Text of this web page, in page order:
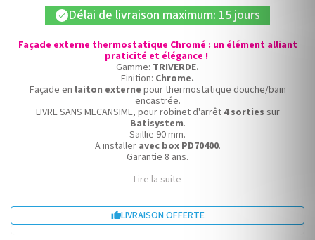
check Délai de livraison maximum: 15 jours
Façade externe thermostatique Chromé : un élément alliant
praticité et élégance !
Gamme: TRIVERDE.
Finition: Chrome.
Façade en laiton externe pour thermostatique douche/bain
encastrée.
LIVRE SANS MECANSIME, pour robinet d'arrêt 4 sorties sur
Batisystem.
Saillie 90 mm.
A installer avec box PD70400.
Garantie 8 ans.
Lire la suite
LIVRAISON OFFERTE